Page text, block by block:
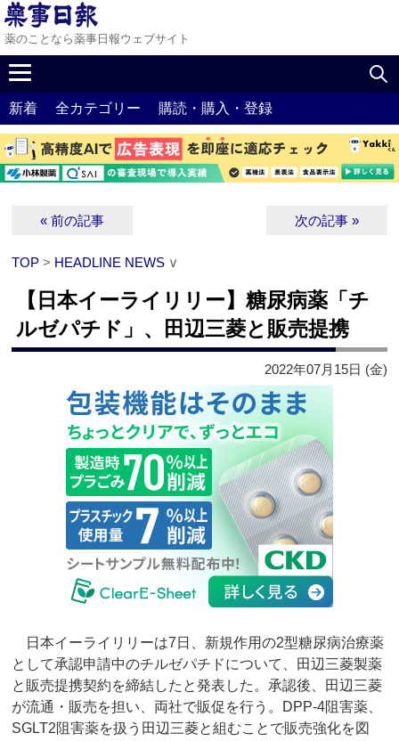
薬のことなら薬事日報ウェブサイト
新着 全カテゴリー 購読・購入・登録
« 前の記事 次の記事 »
TOP > HEADLINE NEWS ∨
【日本イーライリリー】糖尿病薬「チ
ルゼパチド」、田辺三菱と販売提携
2022年07月15日 (金)
日本イーライリリーは7日、新規作用の2型糖尿病治療薬
として承認申請中のチルゼパチドについて、田辺三菱製薬
と販売提携契約を締結したと発表した。承認後、田辺三菱
が流通・販売を担い、両社で販促を行う。DPP-4阻害薬、
SGLT2阻害薬を扱う田辺三菱と組むことで販売強化を図